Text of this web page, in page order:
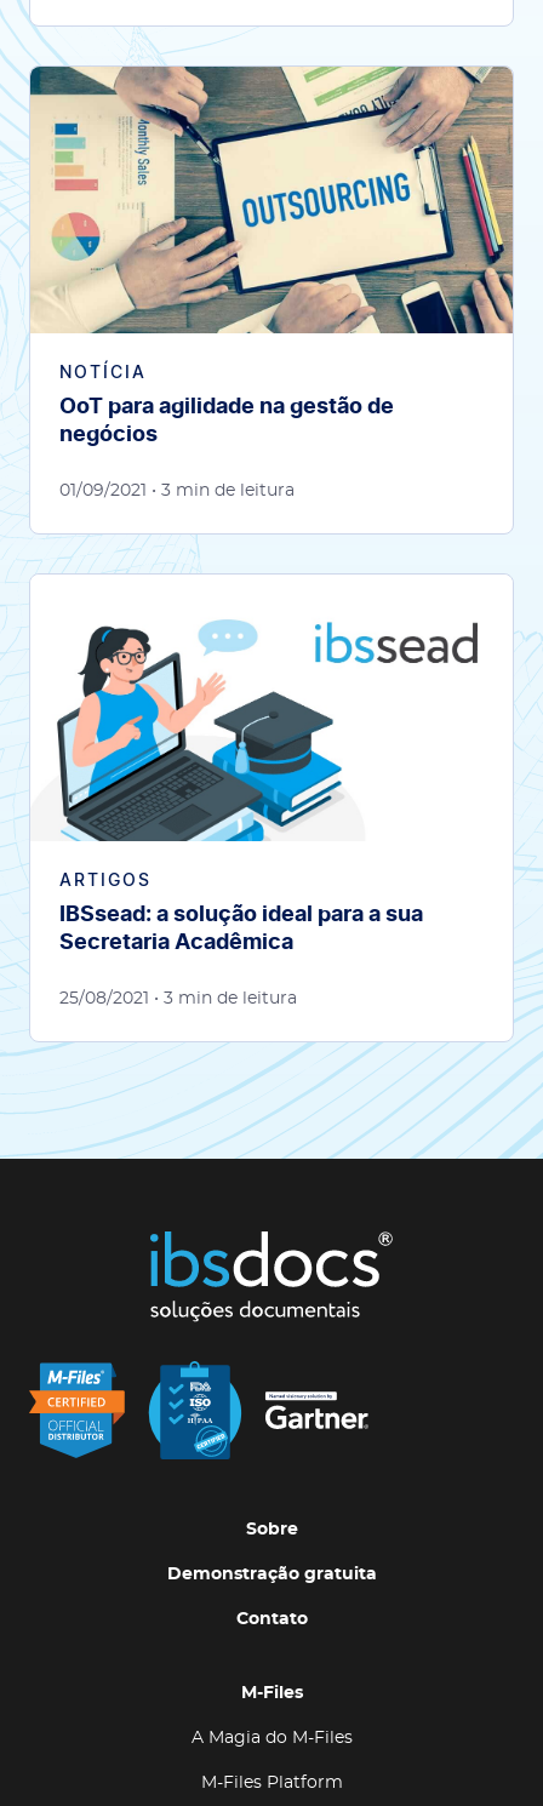
NOTÍCIA
OoT para agilidade na gestão de
negócios
01/09/2021 • 3 min de leitura
ARTIGOS
IBSsead: a solução ideal para a sua
Secretaria Acadêmica
25/08/2021 • 3 min de leitura
Sobre
Demonstração gratuita
Contato
M-Files
A Magia do M-Files
M-Files Platform